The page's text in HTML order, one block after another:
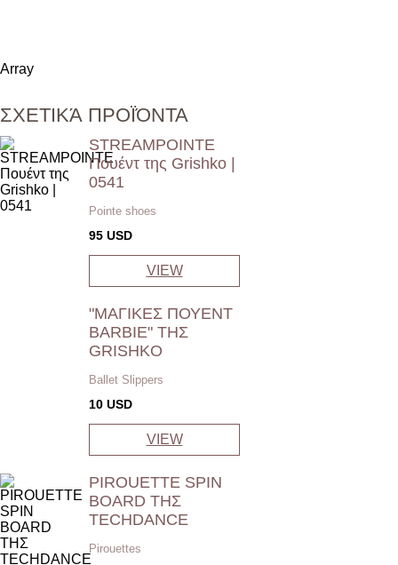
Array
ΣΧΕΤΙΚΆ ΠΡΟΪΌΝΤΑ
STREAMPOINTE
Πουέντ της Grishko |
0541
Pointe shoes
95 USD
VIEW
"ΜΑΓΙΚΕΣ ΠΟΥΕΝΤ
BARBIE" ΤΗΣ
GRISHKO
Ballet Slippers
10 USD
VIEW
PIROUETTE SPIN
BOARD ΤΗΣ
TECHDANCE
Pirouettes